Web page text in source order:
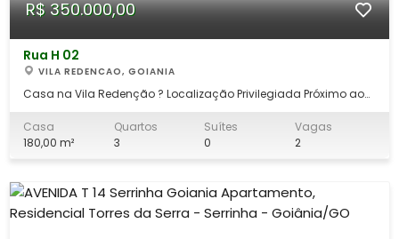
R$ 350.000,00
Rua H 02
VILA REDENCAO, GOIANIA
Casa na Vila Redenção ? Localização Privilegiada Próximo ao
casa na Vila Redenção é a escolha certa. Localizada a poucos
minutos do Shopping Flamboyant, da Maternidade Dona Iris e
Casa
180,00 m²
Quartos
3
Suítes
0
Vagas
2